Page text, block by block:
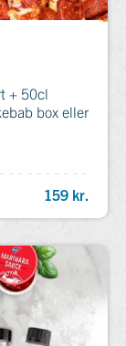
+ 50cl
box eller
159 kr.